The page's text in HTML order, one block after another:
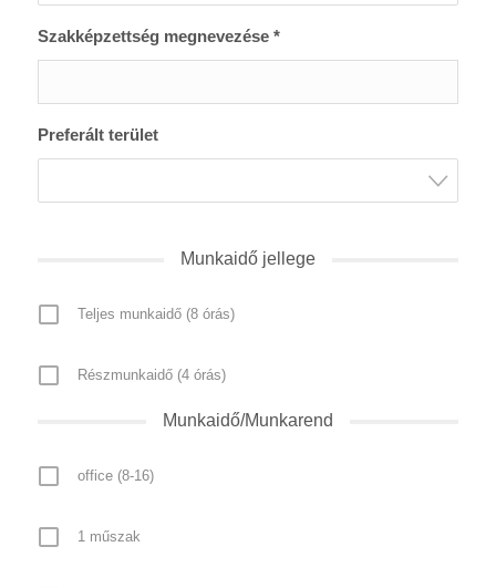
Szakképzettség megnevezése *
Preferált terület
Munkaidő jellege
Teljes munkaidő (8 órás)
Részmunkaidő (4 órás)
Munkaidő/Munkarend
office (8-16)
1 műszak